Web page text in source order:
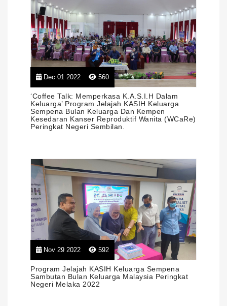
Dec 01 2022 560
‘Coffee Talk: Memperkasa K.A.S.I.H Dalam
Keluarga’ Program Jelajah KASIH Keluarga
Sempena Bulan Keluarga Dan Kempen
Kesedaran Kanser Reproduktif Wanita (WCaRe)
Peringkat Negeri Sembilan.
Nov 29 2022 592
Program Jelajah KASIH Keluarga Sempena
Sambutan Bulan Keluarga Malaysia Peringkat
Negeri Melaka 2022